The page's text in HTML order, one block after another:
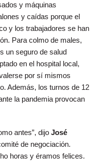
​​y máquinas
y caídas porque el
y los trabajadores se han
Para colmo de males,
un seguro de salud
en el hospital local,
por sí mismos
Además, los turnos de 12
la pandemia provocan
antes”, dijo José
de negociación.
horas y éramos felices.